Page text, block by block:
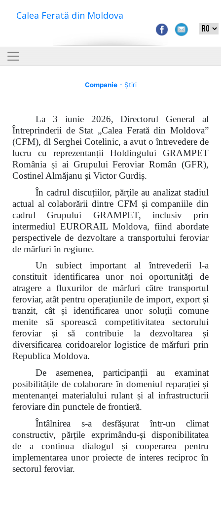
Calea Ferată din Moldova
Companie- Știri
La 3 iunie 2026, Directorul General al
Întreprinderii de Stat „Calea Ferată din Moldova”
(CFM), dl Serghei Cotelinic, a avut o întrevedere de
lucru cu reprezentanții Holdingului GRAMPET
România și ai Grupului Feroviar Român (GFR),
Costinel Almăjanu și Victor Gurdiș.
În cadrul discuțiilor, părțile au analizat stadiul
actual al colaborării dintre CFM și companiile din
cadrul Grupului GRAMPET, inclusiv prin
intermediul EURORAIL Moldova, fiind abordate
perspectivele de dezvoltare a transportului feroviar
de mărfuri în regiune.
Un subiect important al întrevederii l-a
constituit identificarea unor noi oportunități de
atragere a fluxurilor de mărfuri către transportul
feroviar, atât pentru operațiunile de import, export și
tranzit, cât și identificarea unor soluții comune
menite să sporească competitivitatea sectorului
feroviar și să contribuie la dezvoltarea și
diversificarea coridoarelor logistice de mărfuri prin
Republica Moldova.
De asemenea, participanții au examinat
posibilitățile de colaborare în domeniul reparației și
mentenanței materialului rulant și al infrastructurii
feroviare din punctele de frontieră.
Întâlnirea s-a desfășurat într-un climat
constructiv, părțile exprimându-și disponibilitatea
de a continua dialogul și cooperarea pentru
implementarea unor proiecte de interes reciproc în
sectorul feroviar.